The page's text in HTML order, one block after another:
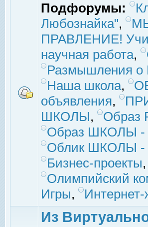
Подфорумы:
Любознайка",
ПРАВЛЕНИЕ!
научная работа,
Размышления
Наша школа,
объявления,
ШКОЛЫ, Образ
Образ ШКОЛЫ -
Облик ШКОЛЫ -
Бизнес-проекты,
Олимпийский
Игры,
Из